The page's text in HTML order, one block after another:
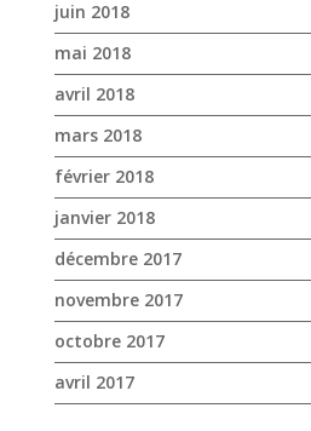
juin 2018
mai 2018
avril 2018
mars 2018
février 2018
janvier 2018
décembre 2017
novembre 2017
octobre 2017
avril 2017